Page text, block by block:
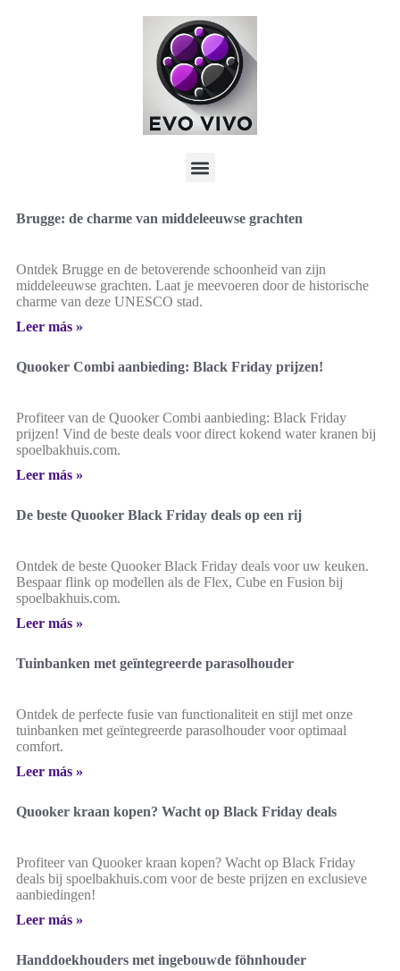
Brugge: de charme van middeleeuwse grachten
Ontdek Brugge en de betoverende schoonheid van zijn
middeleeuwse grachten. Laat je meevoeren door de historische
charme van deze UNESCO stad.
Leer más »
Quooker Combi aanbieding: Black Friday prijzen!
Profiteer van de Quooker Combi aanbieding: Black Friday
prijzen! Vind de beste deals voor direct kokend water kranen bij
spoelbakhuis.com.
Leer más »
De beste Quooker Black Friday deals op een rij
Ontdek de beste Quooker Black Friday deals voor uw keuken.
Bespaar flink op modellen als de Flex, Cube en Fusion bij
spoelbakhuis.com.
Leer más »
Tuinbanken met geïntegreerde parasolhouder
Ontdek de perfecte fusie van functionaliteit en stijl met onze
tuinbanken met geïntegreerde parasolhouder voor optimaal
comfort.
Leer más »
Quooker kraan kopen? Wacht op Black Friday deals
Profiteer van Quooker kraan kopen? Wacht op Black Friday
deals bij spoelbakhuis.com voor de beste prijzen en exclusieve
aanbiedingen!
Leer más »
Handdoekhouders met ingebouwde föhnhouder